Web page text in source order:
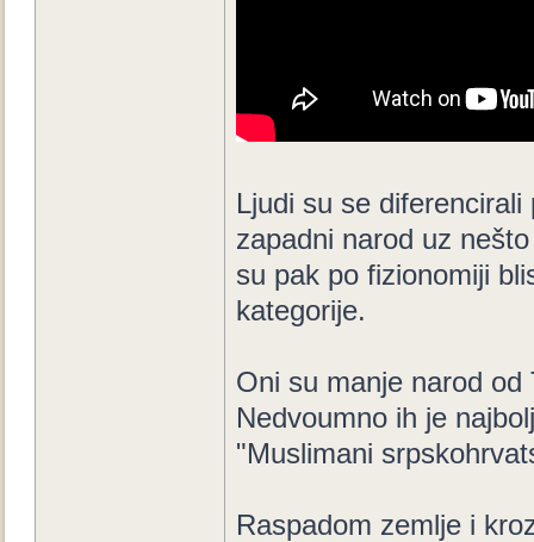
Ljudi su se
zapadni narod uz
su pak po fizionomiji
kategorije.
Oni su manje narod
Nedvoumno ih je
"Muslimani
Raspadom zemlje i